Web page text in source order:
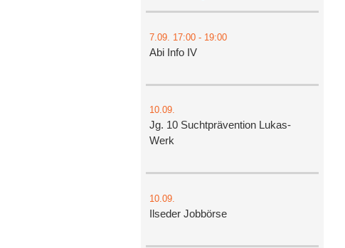
7.09. 17:00- 19:00
Abi Info IV
10.09.
Jg. 10 Suchtprävention Lukas-
Werk
10.09.
Ilseder Jobbörse